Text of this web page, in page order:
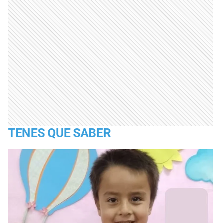
TENES QUE SABER